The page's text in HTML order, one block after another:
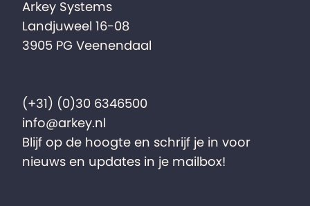
Arkey Systems
Landjuweel 16-08
3905 PG Veenendaal
(+31) (0)30 6346500
info@arkey.nl
Blijf op de hoogte en schrijf je in voor
nieuws en updates in je mailbox!